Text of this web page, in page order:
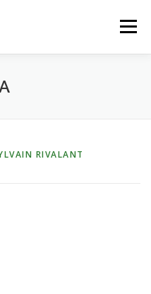
Menu
ANNONCE
RIVALANT